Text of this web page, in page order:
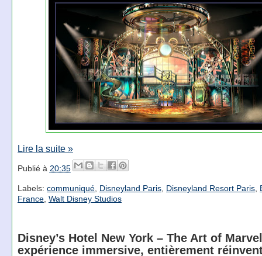
Lire la suite »
Publié à 20:35
Labels: communiqué, Disneyland Paris, Disneyland Resort Paris,
France, Walt Disney Studios
Disney’s Hotel New York – The Art of
expérience immersive, entièrement